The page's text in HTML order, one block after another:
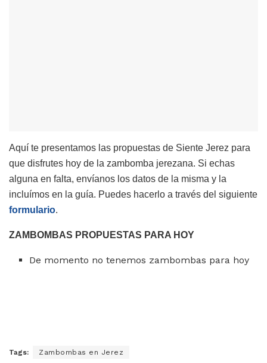
Aquí te presentamos las propuestas de Siente Jerez para
que disfrutes hoy de la zambomba jerezana. Si echas
alguna en falta, envíanos los datos de la misma y la
incluímos en la guía. Puedes hacerlo a través del siguiente
formulario.
ZAMBOMBAS PROPUESTAS PARA HOY
De momento no tenemos zambombas para hoy
Tags: Zambombas en Jerez